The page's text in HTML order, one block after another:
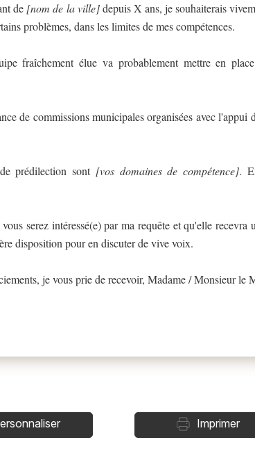
de [nom de la ville]depuis X ans, je souhaiterais
problèmes, dans les limites de mes compétences.
fraîchement élue va probablement mettre en
de commissions municipales organisées avec
prédilection sont [vos domaines de compétence].
serez intéressé(e) par ma requête et qu'elle
disposition pour en discuter de vive voix.
je vous prie de recevoir, Madame / Monsieur le
Imprimer